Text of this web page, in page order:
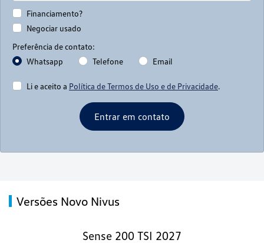
Financiamento?
Negociar usado
Preferência de contato:
Whatsapp
Telefone Email
Li e aceito a Política de Termos de Uso e de Privacidade.
Entrar em contato
Versões Novo Nivus
Sense 200 TSI 2027